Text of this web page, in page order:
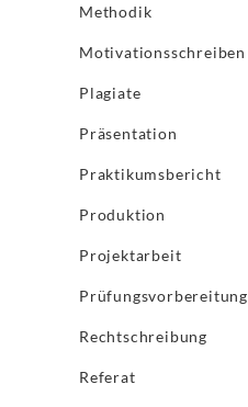
Methodik
Motivationsschreiben
Plagiate
Präsentation
Praktikumsbericht
Produktion
Projektarbeit
Prüfungsvorbereitung
Rechtschreibung
Referat